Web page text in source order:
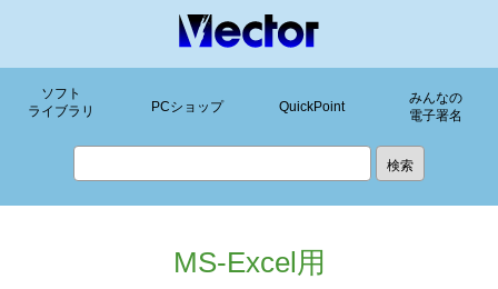
ソフト
ライブラリ
PCショップ QuickPoint
みんなの
電子署名
MS-Excel用